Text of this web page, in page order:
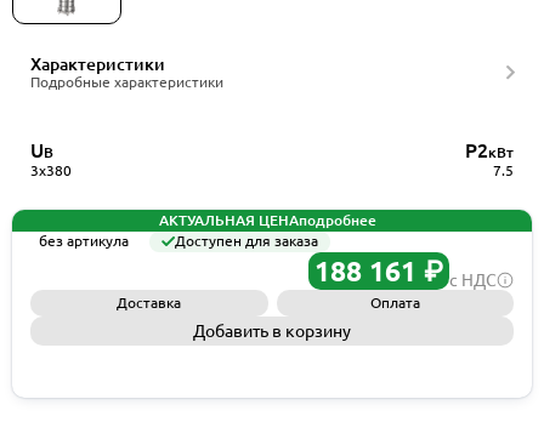
Характеристики
Подробные характеристики
UВ
3x380
P2кВт
7.5
АКТУАЛЬНАЯ ЦЕНАподробнее
без артикула
Доступен для заказа
188 161 ₽ с НДС
Доставка Оплата
Добавить в корзину